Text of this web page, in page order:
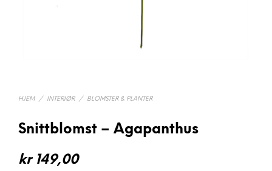
HJEM / INTERIØR / BLOMSTER & PLANTER
Snittblomst – Agapanthus
kr149,00